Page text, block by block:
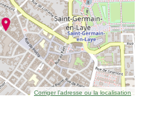
Corriger l’adresse ou la localisation